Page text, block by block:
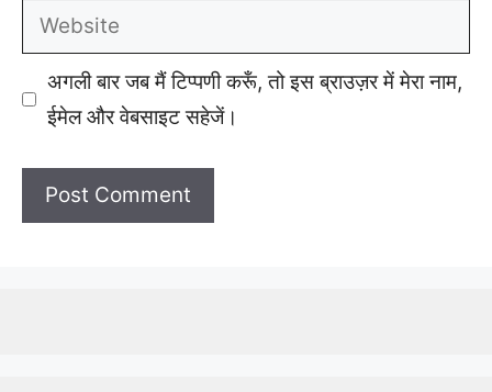
Website
अगली बार जब मैं टिप्पणी करूँ, तो इस ब्राउज़र में मेरा नाम,
ईमेल और वेबसाइट सहेजें।